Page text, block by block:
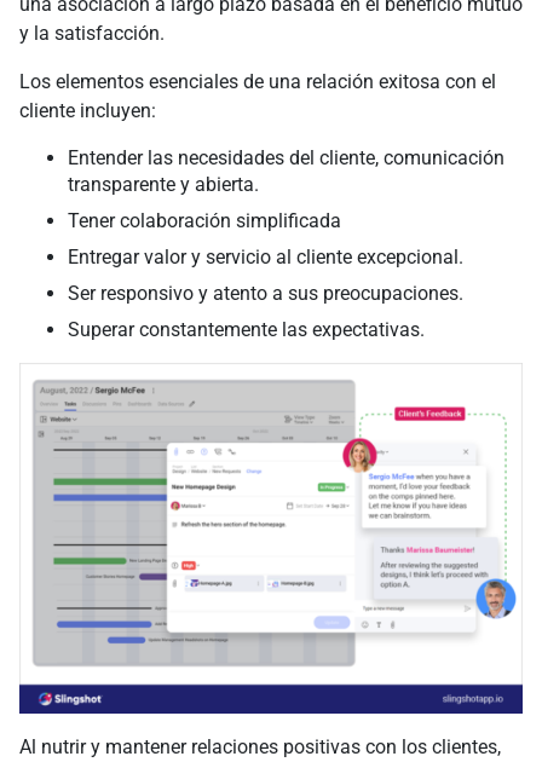
y la satisfacción.
Los elementos esenciales de una relación exitosa con el
cliente incluyen:
Entender las necesidades del cliente, comunicación
transparente y abierta.
Tener colaboración simplificada
Entregar valor y servicio al cliente excepcional.
Ser responsivo y atento a sus preocupaciones.
Superar constantemente las expectativas.
Al nutrir y mantener relaciones positivas con los clientes,